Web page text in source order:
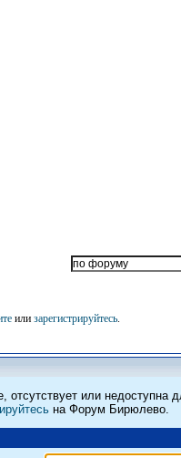
или зарегистрируйтесь.
или недоступна
на Форум Бирюлево.